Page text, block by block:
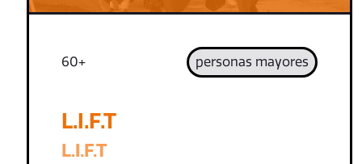
60+ personas mayores
L.I.F.T
L.I.F.T